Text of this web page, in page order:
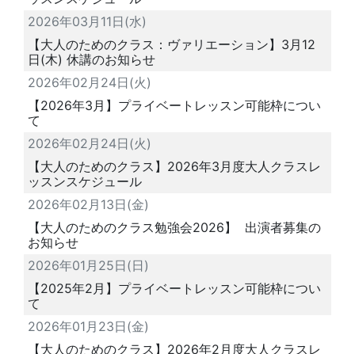
2026年03月11日(水)
【大人のためのクラス：ヴァリエーション】3月12
日(木) 休講のお知らせ
2026年02月24日(火)
【2026年3月】プライベートレッスン可能枠につい
て
2026年02月24日(火)
【大人のためのクラス】2026年3月度大人クラスレ
ッスンスケジュール
2026年02月13日(金)
【大人のためのクラス勉強会2026】 出演者募集の
お知らせ
2026年01月25日(日)
【2025年2月】プライベートレッスン可能枠につい
て
2026年01月23日(金)
【大人のためのクラス】2026年2月度大人クラスレ